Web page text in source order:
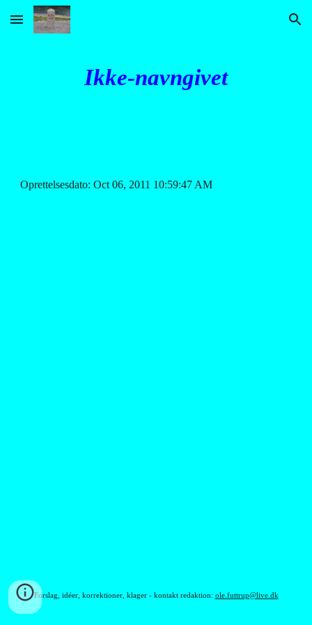
Skip to main content Skip to navigation
Ikke-navngivet
Oprettelsesdato: Oct 06, 2011 10:59:47 AM
Forslag, idéer, korrektioner, klager - kontakt redaktion: ole.futtrup@live.dk